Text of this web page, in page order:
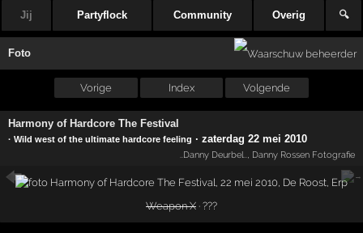
Jij Partyflock Community Overig 🔍
Foto
Vorige Index Volgende
Harmony of Hardcore The Festival
· Wild west of the ultimate hardcore feeling ·zaterdag 22 mei 2010
..Danny Deurbel.. Danny Rossen Fotografie
Weapon X · ???